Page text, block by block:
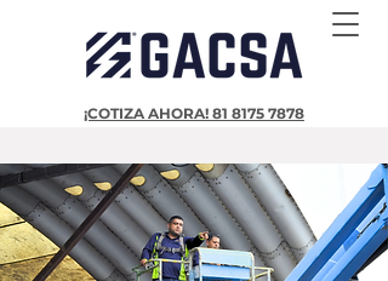
¡COTIZA AHORA! 81 8175 7878